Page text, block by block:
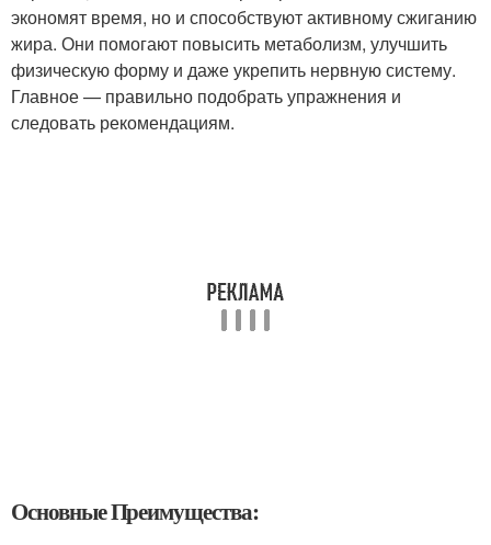
экономят время, но и способствуют активному сжиганию
жира. Они помогают повысить метаболизм, улучшить
физическую форму и даже укрепить нервную систему.
Главное — правильно подобрать упражнения и
следовать рекомендациям.
Основные Преимущества: